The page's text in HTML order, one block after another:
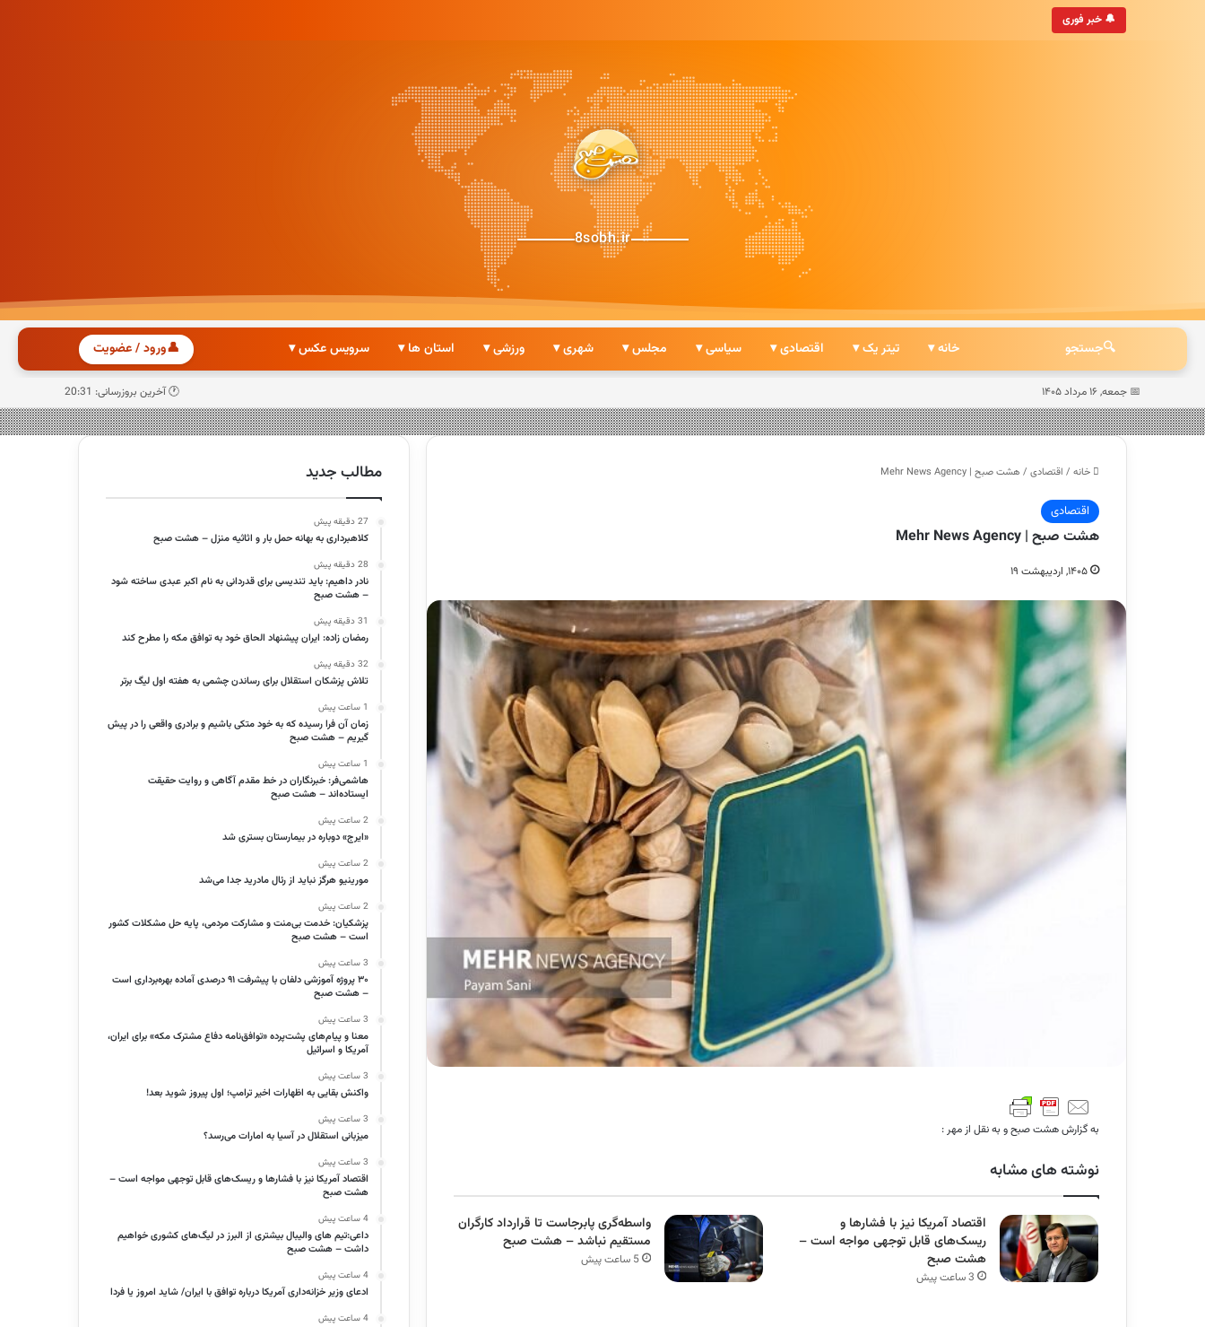
🔔 خبر فوری
• به‌روزترین خبرگزاری ایرانی
8sobh.ir
🔍جستجو خانه ▾ تیتر یک ▾ اقتصادی ▾ سیاسی ▾ مجلس ▾ شهری ▾ ورزشی ▾ استان ها ▾ سرویس عکس ▾ 👤ورود / عضویت
📅 جمعه, ۱۶ مرداد ۱۴۰۵ 🕐 آخرین بروزرسانی: 20:31
خانه / اقتصادی / هشت صبح | Mehr News Agency
اقتصادی
هشت صبح | Mehr News Agency
۱۴۰۵, اردیبهشت ۱۹
به گزارش هشت صبح و به نقل از مهر :
نوشته های مشابه
اقتصاد آمریکا نیز با فشارها و
ریسک‌های قابل توجهی مواجه است –
هشت صبح
3 ساعت پیش
واسطه‌گری پابرجاست تا قرارداد کارگران
مستقیم نباشد – هشت صبح
5 ساعت پیش
مطالب جدید
27 دقیقه پیش
کلاهبرداری به بهانه حمل بار و اثاثیه منزل – هشت صبح
28 دقیقه پیش
نادر داهیم: باید تندیسی برای قدردانی به نام اکبر عبدی ساخته شود
– هشت صبح
31 دقیقه پیش
رمضان زاده: ایران پیشنهاد الحاق خود به توافق مکه را مطرح کند
32 دقیقه پیش
تلاش پزشکان استقلال برای رساندن چشمی به هفته اول لیگ برتر
1 ساعت پیش
زمان آن فرا رسیده که به خود متکی باشیم و برادری واقعی را در پیش
گیریم – هشت صبح
1 ساعت پیش
هاشمی‌فر​​​​​​​: خبرنگاران در خط مقدم آگاهی و روایت حقیقت
ایستاده‌اند – هشت صبح
2 ساعت پیش
«ایرج» دوباره در بیمارستان بستری شد
2 ساعت پیش
مورینیو هرگز نباید از رئال مادرید جدا می‌شد
2 ساعت پیش
پزشکیان: خدمت بی‌منت و مشارکت مردمی، پایه حل مشکلات کشور
است – هشت صبح
3 ساعت پیش
۳۰ پروژه آموزشی دلفان با پیشرفت ۹۱ درصدی آماده بهره‌برداری است
– هشت صبح
3 ساعت پیش
معنا و پیام‌های پشت‌پرده «توافق‌نامه دفاع مشترک مکه» برای ایران،
آمریکا و اسرائیل
3 ساعت پیش
واکنش بقایی به اظهارات اخیر ترامپ؛ اول پیروز شوید بعد!
3 ساعت پیش
میزبانی استقلال در آسیا به امارات می‌رسد؟
3 ساعت پیش
اقتصاد آمریکا نیز با فشارها و ریسک‌های قابل توجهی مواجه است –
هشت صبح
4 ساعت پیش
داعی:تیم های والیبال بیشتری از البرز در لیگ‌های کشوری خواهیم
داشت – هشت صبح
4 ساعت پیش
ادعای وزیر خزانه‌داری آمریکا درباره توافق با ایران/ شاید امروز یا فردا
4 ساعت پیش